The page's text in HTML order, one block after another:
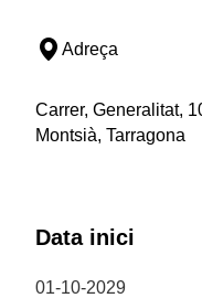
Adreça
Carrer, Generalitat,
Montsià, Tarragona
Data inici
01-10-2029